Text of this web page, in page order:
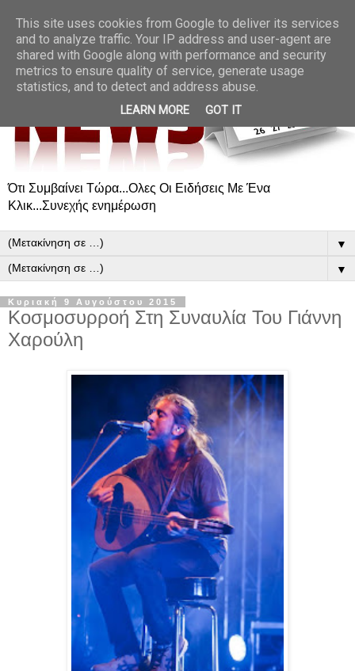
Ότι Συμβαίνει Τώρα...Ολες Οι Ειδήσεις Με Ένα
Κλικ...Συνεχής ενημέρωση
▼
▼
Κυριακή 9 Αυγούστου 2015
Κοσμοσυρροή Στη Συναυλία Του Γιάννη
Χαρούλη
This site uses cookies from Google to deliver its services
and to analyze traffic. Your IP address and user-agent are
shared with Google along with performance and security
metrics to ensure quality of service, generate usage
statistics, and to detect and address abuse.
LEARN MORE GOT IT